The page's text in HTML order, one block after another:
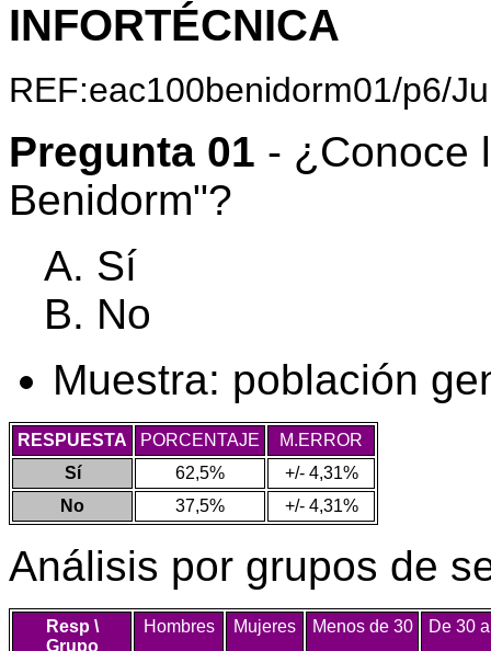
INFORTÉCNICA
REF:eac100benidorm01/p6/
Pregunta 01 - ¿Conoce
Benidorm"?
Sí
No
Muestra: población
RESPUESTA PORCENTAJE
M.ERROR
Sí
62,5%
+/- 4,31%
No
37,5% +/- 4,31%
Análisis por grupos de
Resp \
Grupo
Hombres Mujeres Menos de 30 De 30